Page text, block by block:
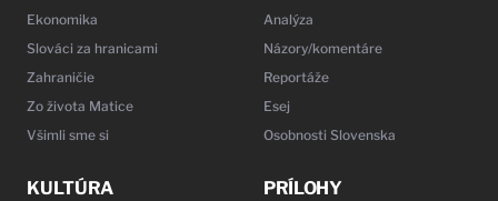
Ekonomika
Slováci za hranicami
Zahraničie
Zo života Matice
Všimli sme si
Analýza
Názory/komentáre
Reportáže
Esej
Osobnosti Slovenska
KULTÚRA PRÍLOHY